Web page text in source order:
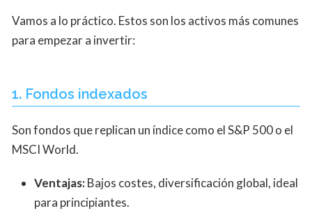
Vamos a lo práctico. Estos son los activos más comunes
para empezar a invertir:
1. Fondos indexados
Son fondos que replican un índice como el S&P 500 o el
MSCI World.
Ventajas:Bajos costes, diversificación global, ideal
para principiantes.